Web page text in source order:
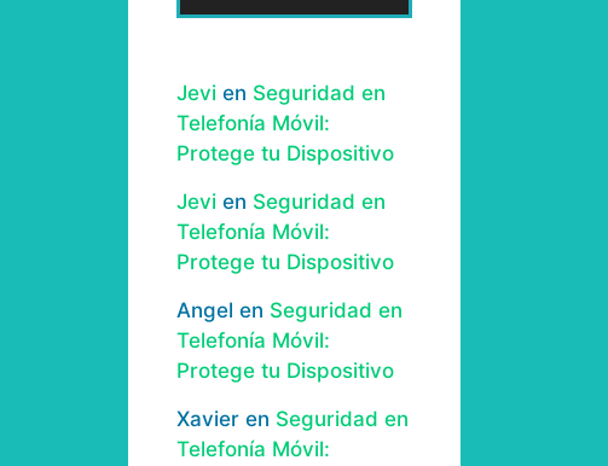
Jevi en Seguridad en
Telefonía Móvil:
Protege tu Dispositivo
Jevi en Seguridad en
Telefonía Móvil:
Protege tu Dispositivo
Angel en Seguridad en
Telefonía Móvil:
Protege tu Dispositivo
Xavier en Seguridad en
Telefonía Móvil: